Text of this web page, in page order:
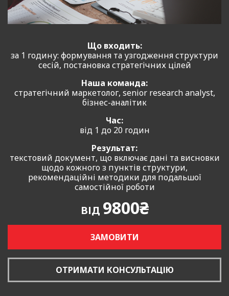
Що входить:
за 1 годину: формування та узгодження структури
сесій, постановка стратегічних цілей
Наша команда:
стратегічний маркетолог, senior research analyst,
бізнес-аналітик
Час:
від 1 до 20 годин
Результат:
текстовий документ, що включає дані та висновки
щодо кожного з пунктів структури,
рекомендаційні методики для подальшої
самостійної роботи
ВІД 9800₴
ЗАМОВИТИ
ОТРИМАТИ КОНСУЛЬТАЦІЮ